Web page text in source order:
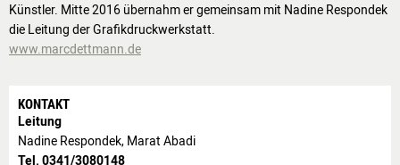
Künstler. Mitte 2016 übernahm er gemeinsam mit Nadine Respondek
die Leitung der Grafikdruckwerkstatt.
www.marcdettmann.de
KONTAKT
Leitung
Nadine Respondek, Marat Abadi
Tel. 0341/3080148